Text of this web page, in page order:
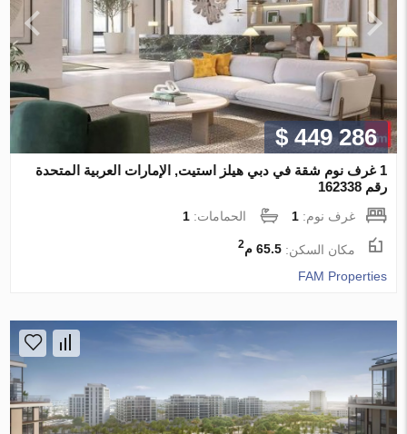
$ 449 286
1 غرف نوم شقة في دبي هيلز استيت, الإمارات العربية المتحدة
رقم 162338
غرف نوم:1 الحمامات:1
مكان السكن:65.5 م 2
FAM Properties